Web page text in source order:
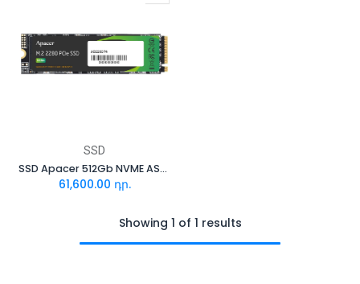
SSD
SSD Apacer 512Gb NVME AS2280P4
61,600.00 դր.
Showing 1 of 1 results